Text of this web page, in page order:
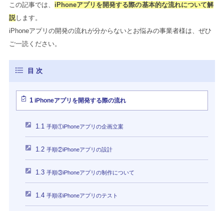
この記事では、 iPhoneアプリを開発する際の基本的な流れについて解
説します。
iPhoneアプリの開発の流れが分からないとお悩みの事業者様は、ぜひ
ご一読ください。
1iPhoneアプリを開発する際の流れ
1.1 手順①iPhoneアプリの企画立案
1.2 手順②iPhoneアプリの設計
1.3 手順③iPhoneアプリの制作について
1.4 手順④iPhoneアプリのテスト